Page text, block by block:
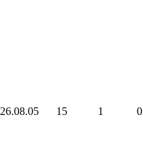
26.08.05 15 1 0